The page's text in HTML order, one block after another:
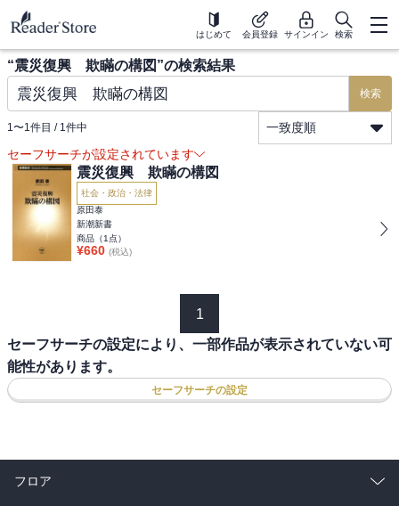
はじめて 会員登録 サインイン 検索
“震災復興 欺瞞の構図 ”の検索結果
検索
1〜1件目 / 1件中
一致度順
セーフサーチが設定されています
震災復興 欺瞞の構図
社会・政治・法律
原田泰
新潮新書
商品（1 点）
¥660 (税込)
1
セーフサーチの設定により、一部作品が表示されていない可
能性があります。
セーフサーチの設定
フロア